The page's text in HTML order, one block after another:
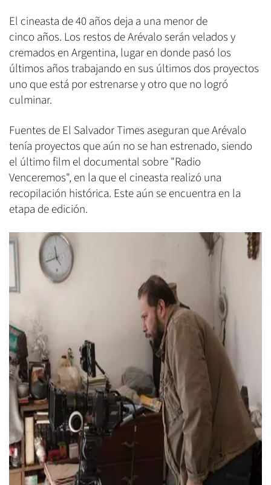
El cineasta de 40 años deja a una menor de
cinco años. Los restos de Arévalo serán velados y
cremados en Argentina, lugar en donde pasó los
últimos años trabajando en sus últimos dos proyectos
uno que está por estrenarse y otro que no logró
culminar.
Fuentes de El Salvador Times aseguran que Arévalo
tenía proyectos que aún no se han estrenado, siendo
el último film el documental sobre "Radio
Venceremos", en la que el cineasta realizó una
recopilación histórica. Este aún se encuentra en la
etapa de edición.